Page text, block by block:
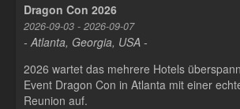
Dragon Con 2026
2026-09-03 - 2026-09-07
- Atlanta, Georgia, USA -
2026 wartet das mehrere Hotels
Event Dragon Con in Atlanta mit einer
Reunion auf.